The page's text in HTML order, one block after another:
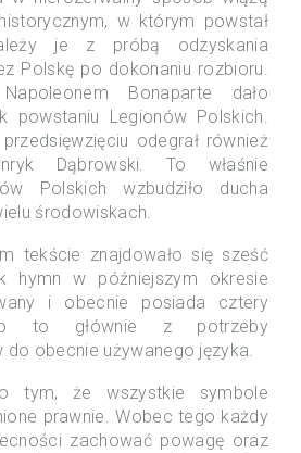
w którym powstał
je z próbą odzyskania
Polskę po dokonaniu rozbioru.
Bonaparte dało
powstaniu Legionów Polskich.
odegrał również
Dąbrowski. To właśnie
Polskich wzbudziło ducha
środowiskach.
tekście znajdowało się sześć
hymn w późniejszym okresie
i obecnie posiada cztery
to głównie z potrzeby
do obecnie używanego języka.
tym, że wszystkie symbole
prawnie. Wobec tego każdy
zachować powagę oraz